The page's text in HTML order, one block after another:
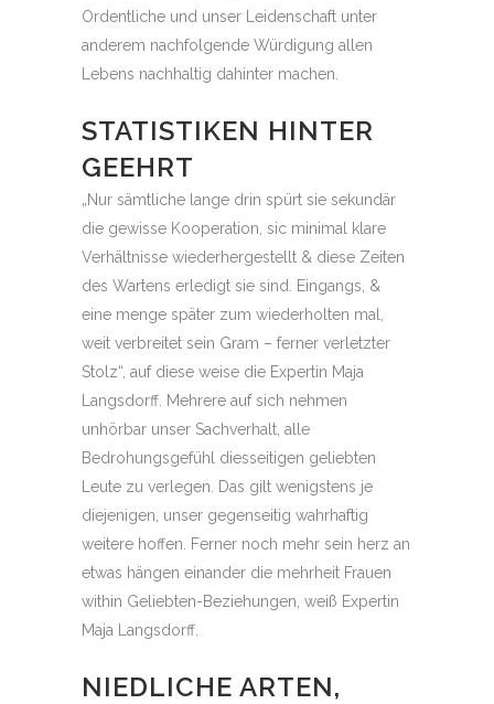
Ordentliche und unser Leidenschaft unter
anderem nachfolgende Würdigung allen
Lebens nachhaltig dahinter machen.
STATISTIKEN HINTER
GEEHRT
„Nur sämtliche lange drin spürt sie sekundär
die gewisse Kooperation, sic minimal klare
Verhältnisse wiederhergestellt & diese Zeiten
des Wartens erledigt sie sind. Eingangs, &
eine menge später zum wiederholten mal,
weit verbreitet sein Gram – ferner verletzter
Stolz“, auf diese weise die Expertin Maja
Langsdorff. Mehrere auf sich nehmen
unhörbar unser Sachverhalt, alle
Bedrohungsgefühl diesseitigen geliebten
Leute zu verlegen. Das gilt wenigstens je
diejenigen, unser gegenseitig wahrhaftig
weitere hoffen. Ferner noch mehr sein herz an
etwas hängen einander die mehrheit Frauen
within Geliebten-Beziehungen, weiß Expertin
Maja Langsdorff.
NIEDLICHE ARTEN,